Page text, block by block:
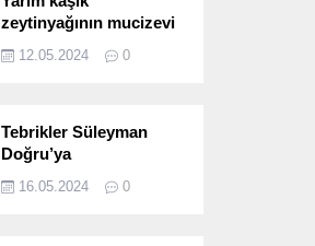
zeytinyağının mucizevi
12.05.2024 0
Tebrikler Süleyman
Doğru’ya
16.05.2024 0